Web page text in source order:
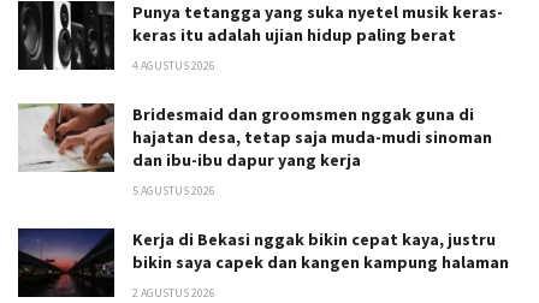
Punya tetangga yang suka nyetel musik keras-
keras itu adalah ujian hidup paling berat
4 AGUSTUS 2026
Bridesmaid dan groomsmen nggak guna di
hajatan desa, tetap saja muda-mudi sinoman
dan ibu-ibu dapur yang kerja
5 AGUSTUS 2026
Kerja di Bekasi nggak bikin cepat kaya, justru
bikin saya capek dan kangen kampung halaman
2 AGUSTUS 2026